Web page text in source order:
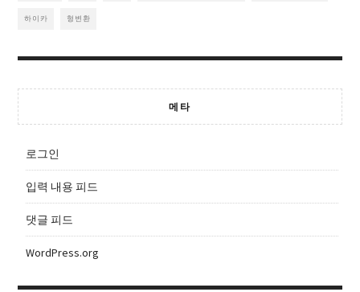
하이카 형변환
메타
로그인
입력 내용 피드
댓글 피드
WordPress.org